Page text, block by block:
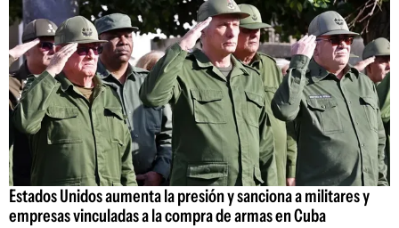
Estados Unidos aumenta la presión y sanciona a militares y
empresas vinculadas a la compra de armas en Cuba